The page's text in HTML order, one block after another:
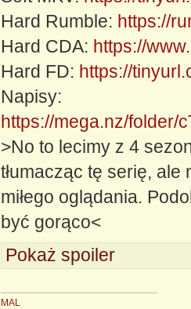
Hard Rumble: https://
Hard CDA: https://
Hard FD: https://
Napisy:
https://mega.nz/folder/
>No to lecimy z 4
tłumacząc tę serię,
miłego oglądania.
być gorąco<
Pokaż spoiler
MAL